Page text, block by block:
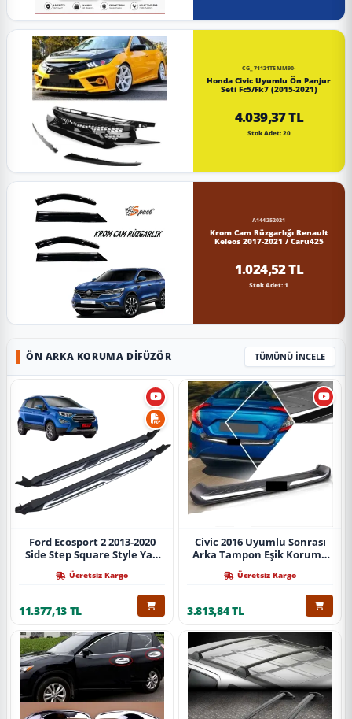
CG_71121TEMM90-
Honda Civic Uyumlu Ön Panjur
Seti Fc5/Fk7 (2015-2021)
4.039,37 TL
Stok Adet: 20
A144252021
Krom Cam Rüzgarlığı Renault
Keleos 2017-2021 / Caru425
1.024,52 TL
Stok Adet: 1
ÖN ARKA KORUMA DIFÜZÖR TÜMÜNÜ İNCELE
Ford Ecosport 2 2013-2020
Side Step Square Style Yan
Ücretsiz Kargo
11.377,13 TL
Civic 2016 Uyumlu Sonrası
Arka Tampon Eşik Koruma
Ücretsiz Kargo
3.813,84 TL